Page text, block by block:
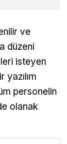
ve
düzeni
isteyen
yazılım
personelin
olanak